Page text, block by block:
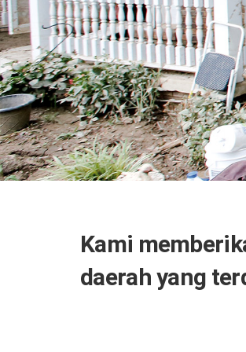
Kami
daerah yang